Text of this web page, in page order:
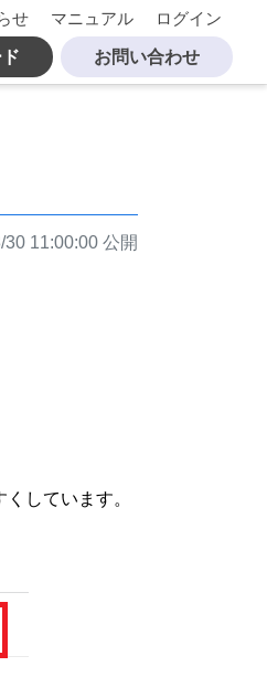
せ マニュアル ログイン
お問い合わせ
30 11:00:00 公開
しています。